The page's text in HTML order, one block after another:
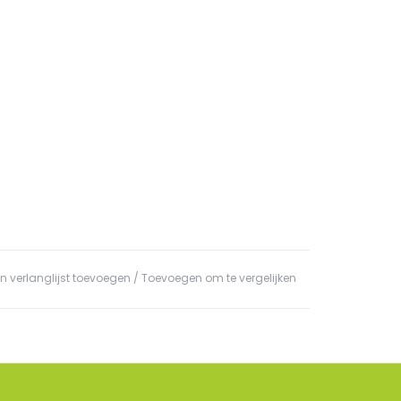
verlanglijst toevoegen / Toevoegen om te vergelijken